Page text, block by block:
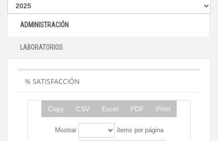
ADMINISTRACIÓN
LABORATORIOS
% SATISFACCIÓN
Copy CSV Excel PDF Print
Mostrar items por página